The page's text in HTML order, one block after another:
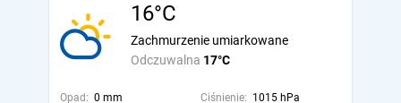
16°C
Odczuwalna 17°C
Zachmurzenie umiarkowane
Opad: 0 mm Ciśnienie: 1015 hPa